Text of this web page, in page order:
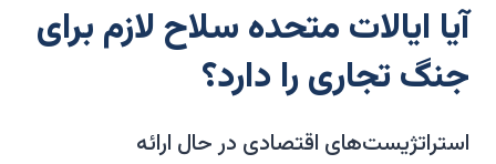
آیا ایالات متحده سلاح لازم برای
جنگ تجاری را دارد؟
استراتژیست‌های اقتصادی در حال ارائه